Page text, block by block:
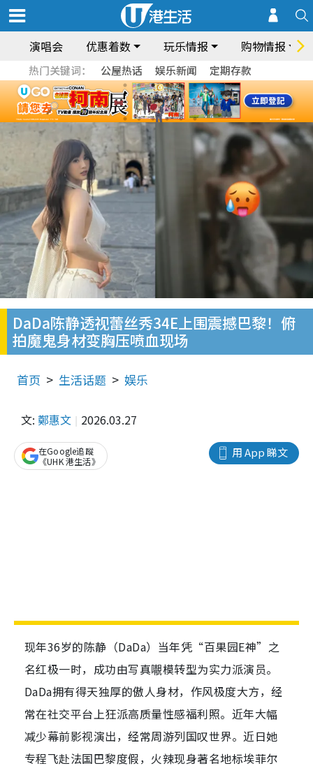
演唱会 优惠着数 玩乐情报 购物情报
热门关键词： 公屋热话 娱乐新闻 定期存款
DaDa陈静透视蕾丝秀34E上围震撼巴黎！俯
拍魔鬼身材变胸压喷血现场
首页 生活话题 娱乐
文: 鄭惠文 2026.03.27
用 App 睇文
在Google追蹤
《UHK 港生活》
现年36岁的陈静（DaDa）当年凭“百果园E神”之
名红极一时，成功由写真𡃁模转型为实力派演员。
DaDa拥有得天独厚的傲人身材，作风极度大方，经
常在社交平台上狂派高质量性感福利照。近年大幅
减少幕前影视演出，经常周游列国叹世界。近日她
专程飞赴法国巴黎度假，火辣现身著名地标埃菲尔